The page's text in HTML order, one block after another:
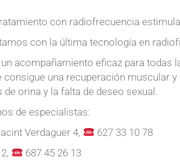
con radiofrecuencia
con la última tecnología en
acompañamiento eficaz para
una recuperación muscular
de orina y la falta de deseo sexual.
de especialistas:
Verdaguer 4,
627 33 10 78
687 45 26 13